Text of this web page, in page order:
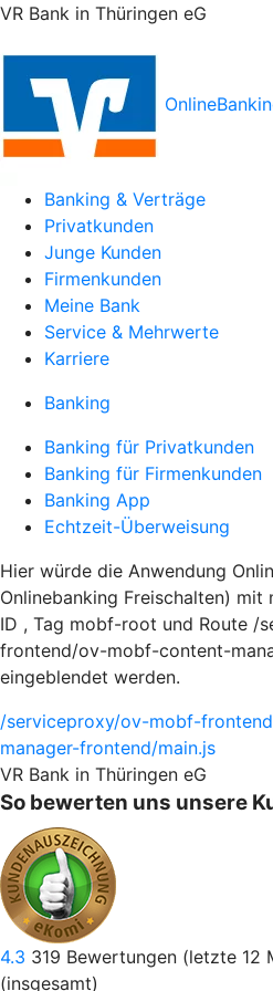
VR Bank in Thüringen eG
Banking & Verträge
Privatkunden
Junge Kunden
Firmenkunden
Meine Bank
Service & Mehrwerte
Karriere
Banking
Banking für Privatkunden
Banking für Firmenkunden
Banking App
Echtzeit-Überweisung
Hier würde die Anwendung
Onlinebanking Freischalten)
ID , Tag mobf-root und Route /
frontend/ov-mobf-content-
eingeblendet werden.
/serviceproxy/ov-mobf-
manager-frontend/main.js
VR Bank in Thüringen eG
So bewerten uns unsere
4.3 319 Bewertungen (letzte 12
(insgesamt)